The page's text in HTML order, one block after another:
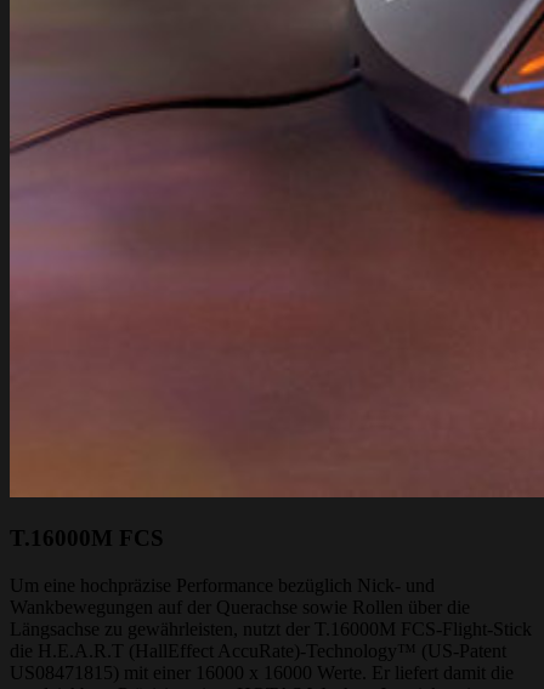
T.16000M FCS
Um eine hochpräzise Performance bezüglich Nick- und
Wankbewegungen auf der Querachse sowie Rollen über die
Längsachse zu gewährleisten, nutzt der T.16000M FCS-Flight-Stick
die H.E.A.R.T (HallEffect AccuRate)-Technology™ (US-Patent
US08471815) mit einer 16000 x 16000 Werte. Er liefert damit die